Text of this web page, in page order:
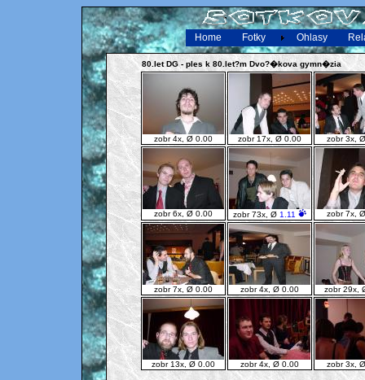
Home Fotky Ohlasy
80.let DG - ples k 80.let?m Dvo?�kova gymn�zia
zobr 4x, Ø 0.00 zobr 17x, Ø 0.00 zobr 3x,
zobr 6x, Ø 0.00 zobr 73x, Ø 1.11 zobr 7x,
zobr 7x, Ø 0.00 zobr 4x, Ø 0.00 zobr 29x,
zobr 13x, Ø 0.00 zobr 4x, Ø 0.00 zobr 3x,